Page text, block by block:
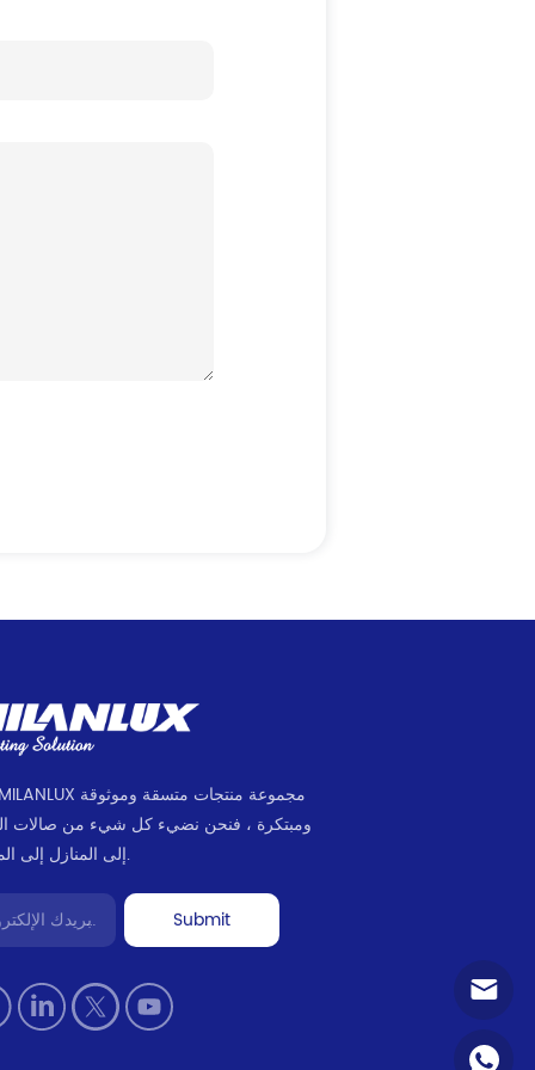
ومبتكرة ، فنحن نضيء كل شيء من صالات
إلى المنازل إلى المكاتب.
Submit